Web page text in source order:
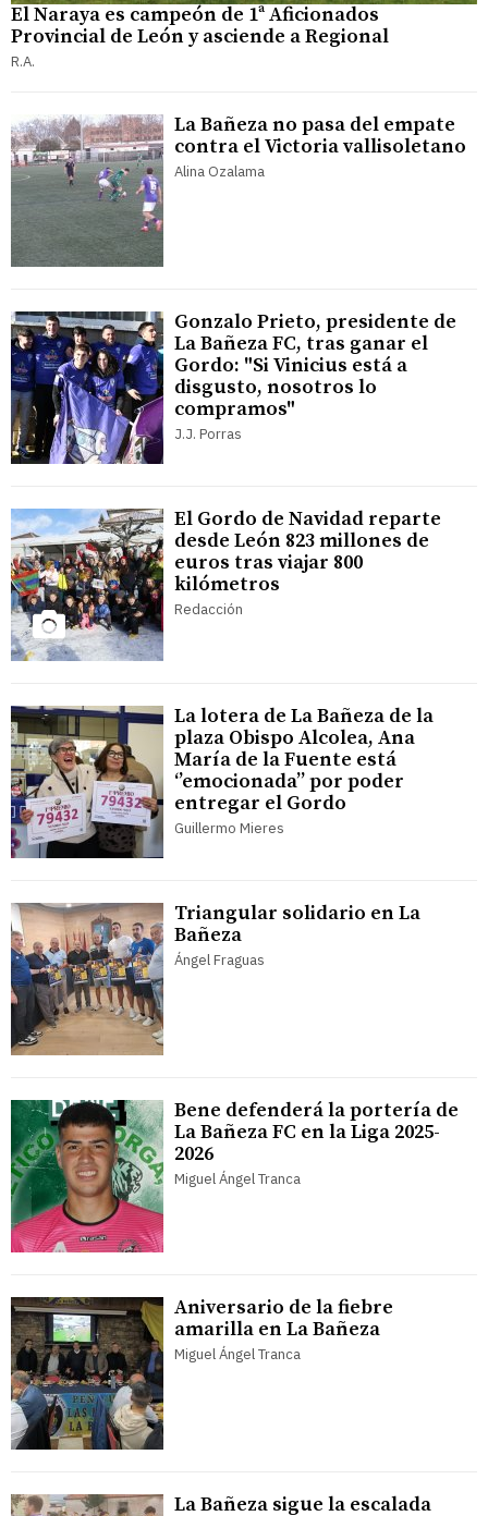
El Naraya es campeón de 1ª Aficionados
Provincial de León y asciende a Regional
R.A.
La Bañeza no pasa del empate
contra el Victoria vallisoletano
Alina Ozalama
Gonzalo Prieto, presidente de
La Bañeza FC, tras ganar el
Gordo: "Si Vinicius está a
disgusto, nosotros lo
compramos"
J.J. Porras
El Gordo de Navidad reparte
desde León 823 millones de
euros tras viajar 800
kilómetros
Redacción
La lotera de La Bañeza de la
plaza Obispo Alcolea, Ana
María de la Fuente está
‘’emocionada’’ por poder
entregar el Gordo
Guillermo Mieres
Triangular solidario en La
Bañeza
Ángel Fraguas
Bene defenderá la portería de
La Bañeza FC en la Liga 2025-
2026
Miguel Ángel Tranca
Aniversario de la fiebre
amarilla en La Bañeza
Miguel Ángel Tranca
La Bañeza sigue la escalada